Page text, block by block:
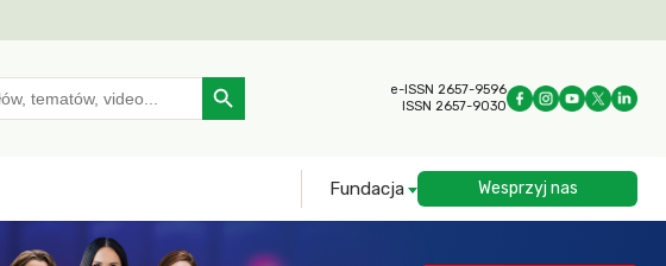
Search Button
e-ISSN 2657-9596
ISSN 2657-9030
Fundacja Wesprzyj nas